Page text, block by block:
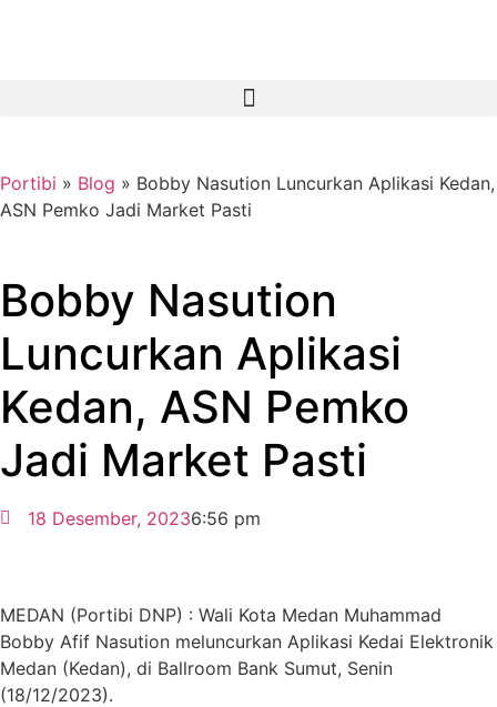
Portibi » Blog » Bobby Nasution Luncurkan Aplikasi Kedan,
ASN Pemko Jadi Market Pasti
Bobby Nasution
Luncurkan Aplikasi
Kedan, ASN Pemko
Jadi Market Pasti
18 Desember, 20236:56 pm
MEDAN (Portibi DNP) : Wali Kota Medan Muhammad
Bobby Afif Nasution meluncurkan Aplikasi Kedai Elektronik
Medan (Kedan), di Ballroom Bank Sumut, Senin
(18/12/2023).